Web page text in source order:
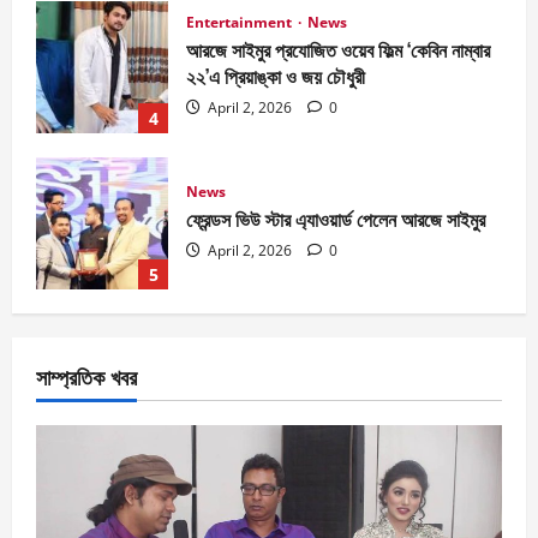
5
ফ্রেন্ডস ভিউ স্টার এ্যাওয়ার্ড পেলেন আরজে সাইমুর
April 2, 2026
1
জাজ মাল্টিমিডিয়া ৫০টি সিনেমা হল করবে- আব্দুল
আজিজ জানালেন আরজে সাইমুরকে
April 2, 2026
2
Entertainment News
মানবিক গল্প নিয়ে স্বল্পদৈর্ঘ‍্য চলচ্চিত্র কেবিন নাম্বার
সাম্প্রতিক খবর